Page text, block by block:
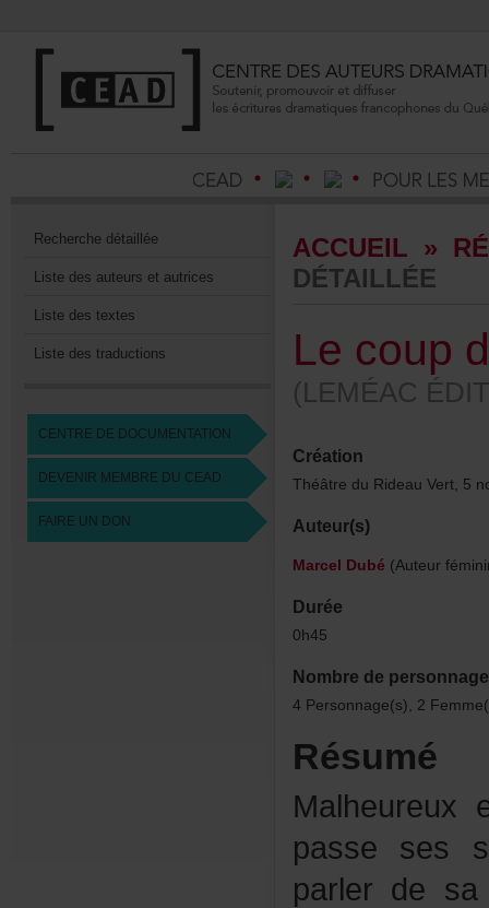
Recherchedétaillée
Listedesauteursetautrices
Listedestextes
Listedestraductions
CENTREDEDOCUMENTATION
DEVENIRMEMBREDUCEAD
FAIREUNDON
ACCUEIL »
DÉTAILLÉE
Création
Auteur(s)
MarcelDubé
Durée
0h45
Résumé